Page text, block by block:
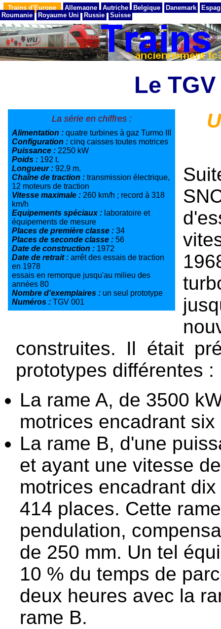
Trains d'Europe Allemagne Autriche Belgique Danemark
Roumanie
Royaume Uni Russie Suisse
Le
La série en chiffres :
Alimentation : quatre turbines à gaz Turmo III
Configuration : cinq caisses toutes motrices
Puissance : 2250 kW
Poids : 192 t.
Longueur : 92,9 m.
Chaîne de traction : transmission électrique,
12 moteurs de traction
Vitesse maximale : 260 km/h ; record à 318
km/h
Equipements spéciaux : laboratoire et
équipements de mesure
Places de première classe : 34
Places de seconde classe : 56
Date de construction : 1972
Date de retrait : arrêt des essais de traction
en 1978
essais en remorque jusqu'au milieu des
années 80
Nombre d'exemplaires : un seul prototype
Numéros : TGV 001
construites. Il était
prototypes différentes :
La rame A, de 3500
motrices encadrant
La rame B, d'une
et ayant une vitesse
motrices encadrant
414 places. Cette
pendulation,
de 250 mm. Un tel
10 % du temps de
deux heures avec la
rame B.